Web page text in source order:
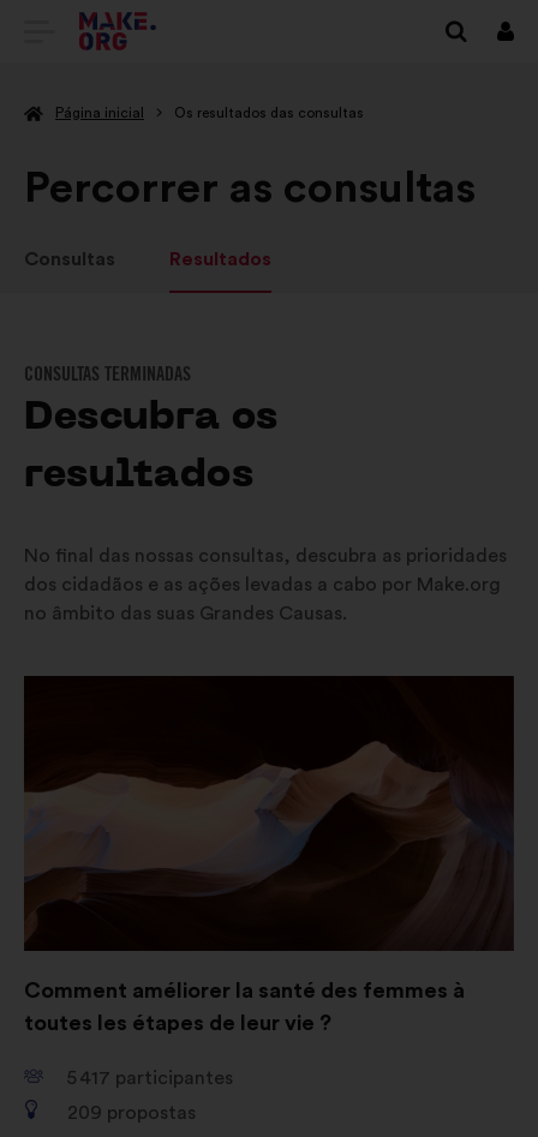
IR
A
PÁGINA
DO
MAKE.ORG
Página inicial Os resultados das consultas
Percorrer as consultas
Consultas Resultados
CONSULTAS TERMINADAS
Descubra os
resultados
No final das nossas consultas, descubra as prioridades
dos cidadãos e as ações levadas a cabo por Make.org
no âmbito das suas Grandes Causas.
Comment améliorer la santé des femmes à
toutes les étapes de leur vie ?
5 417 participantes
209 propostas
separador